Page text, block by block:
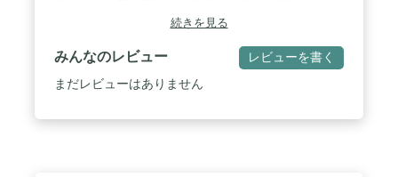
す。） / SPF50+・PA++++ / 浸透型うるおい美容液
によるスキンケア効果
続きを見る
みんなのレビュー レビューを書く
まだレビューはありません